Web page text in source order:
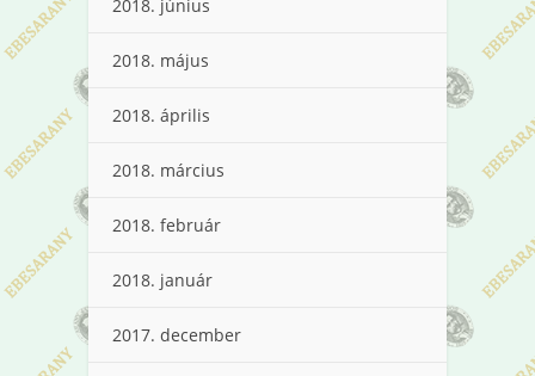
2018. június
2018. május
2018. április
2018. március
2018. február
2018. január
2017. december